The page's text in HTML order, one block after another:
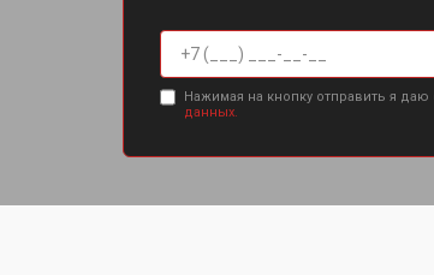
Нажимая на кнопку отправить я
данных.